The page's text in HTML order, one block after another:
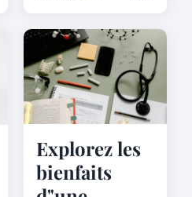
Explorez les
bienfaits